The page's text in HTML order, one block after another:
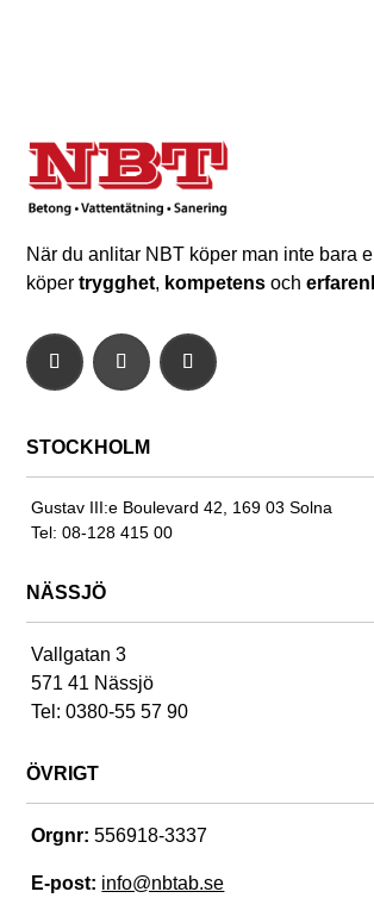
När du anlitar NBT köper man inte bara
köpertrygghet, kompetens och
STOCKHOLM
Gustav III:e Boulevard 42, 169 03 Solna
Tel: 08-128 415 00
NÄSSJÖ
Vallgatan 3
571 41 Nässjö
Tel: 0380-55 57 90
ÖVRIGT
Orgnr: 556918-3337
E-post: info@nbtab.se